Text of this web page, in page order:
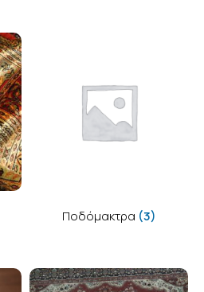
Ποδόμακτρα (3)